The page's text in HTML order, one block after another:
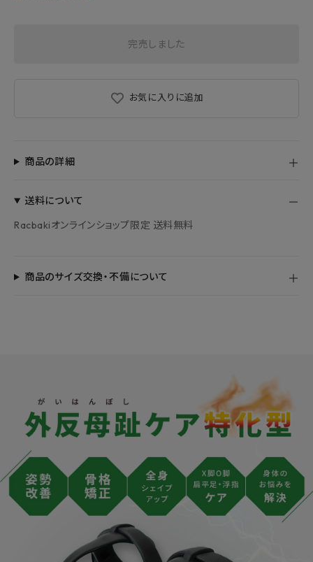
完売しました
お気に入りに追加
商品の詳細
送料について
Racbakiオンラインショップ限定 送料無料
商品のサイズ交換・不備について